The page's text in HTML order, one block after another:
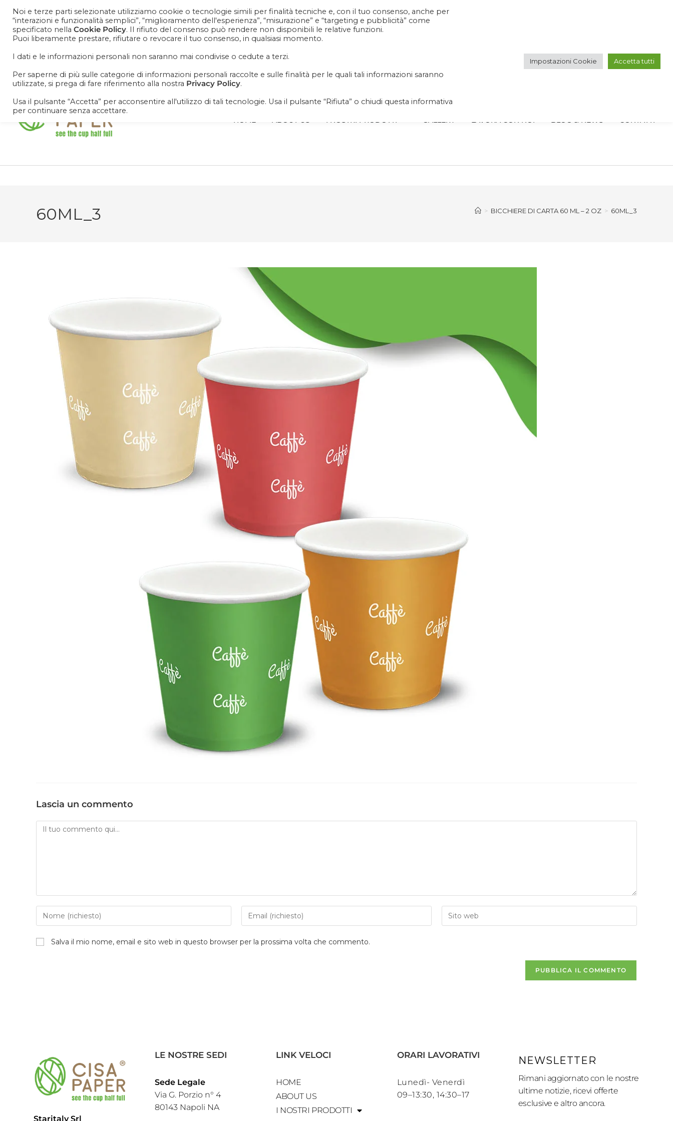
Cosa aspetti? Entra nel mondo Cisapaper! Resta aggiornato su news, novità e soprattutto promo promo
promoooooo!
HOME ABOUT US I NOSTRI PRODOTTI GALLERY LAVORA CON NOI BLOG & NEWS CONTATTI
60ML_3 > BICCHIERE DI CARTA 60 ML – 2 OZ > 60ML_3
Lascia un commento
Salva il mio nome, email e sito web in questo browser per la prossima volta che commento.
Staritaly Srl
LE NOSTRE SEDI
Sede Legale
Via G. Porzio n° 4
80143 Napoli NA
LINK VELOCI
HOME
ABOUT US
I NOSTRI PRODOTTI
ORARI LAVORATIVI
Lunedì- Venerdì
09–13:30, 14:30–17
NEWSLETTER
Rimani aggiornato con le nostre
ultime notizie, ricevi offerte
esclusive e altro ancora.
Noi e terze parti selezionate utilizziamo cookie o tecnologie simili per finalità tecniche e, con il tuo consenso, anche per
“interazioni e funzionalità semplici”, “miglioramento dell'esperienza”, “misurazione” e “targeting e pubblicità” come
specificato nella Cookie Policy. Il rifiuto del consenso può rendere non disponibili le relative funzioni.
Puoi liberamente prestare, rifiutare o revocare il tuo consenso, in qualsiasi momento.
I dati e le informazioni personali non saranno mai condivise o cedute a terzi.
Per saperne di più sulle categorie di informazioni personali raccolte e sulle finalità per le quali tali informazioni saranno
utilizzate, si prega di fare riferimento alla nostra Privacy Policy.
Usa il pulsante “Accetta” per acconsentire all'utilizzo di tali tecnologie. Usa il pulsante “Rifiuta” o chiudi questa informativa
per continuare senza accettare.
Impostazioni Cookie Accetta tutti
Contattaci +39 081 1857 2119